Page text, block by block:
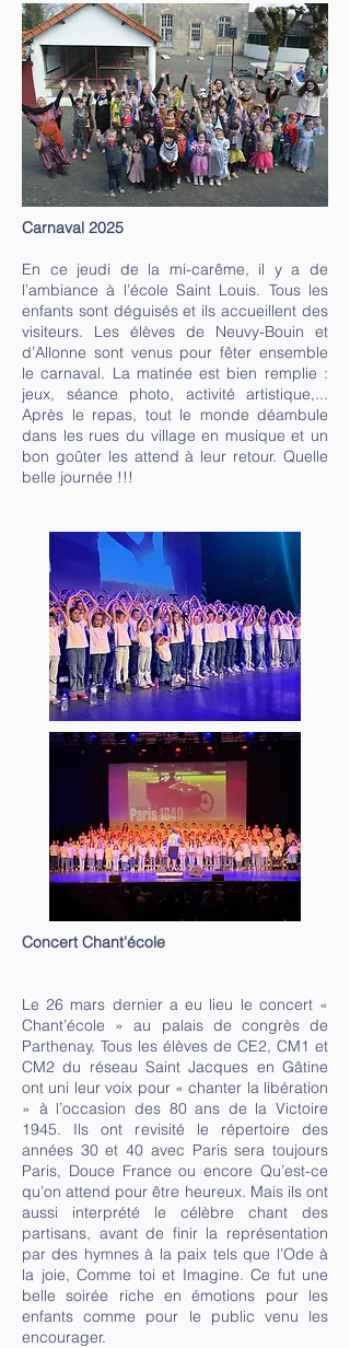
Carnaval 2025
En ce jeudi de la mi-carême, il y a de
l’ambiance à l’école Saint Louis. Tous les
enfants sont déguisés et ils accueillent des
visiteurs. Les élèves de Neuvy-Bouin et
d’Allonne sont venus pour fêter ensemble
le carnaval. La matinée est bien remplie :
jeux, séance photo, activité artistique,...
Après le repas, tout le monde déambule
dans les rues du village en musique et un
bon goûter les attend à leur retour. Quelle
belle journée !!!
Concert Chant'école
Le 26 mars dernier a eu lieu le concert «
Chant’école » au palais de congrès de
Parthenay. Tous les élèves de CE2, CM1 et
CM2 du réseau Saint Jacques en Gâtine
ont uni leur voix pour « chanter la libération
» à l’occasion des 80 ans de la Victoire
1945. Ils ont revisité le répertoire des
années 30 et 40 avec Paris sera toujours
Paris, Douce France ou encore Qu’est-ce
qu’on attend pour être heureux. Mais ils ont
aussi interprété le célèbre chant des
partisans, avant de finir la représentation
par des hymnes à la paix tels que l’Ode à
la joie, Comme toi et Imagine. Ce fut une
belle soirée riche en émotions pour les
enfants comme pour le public venu les
encourager.